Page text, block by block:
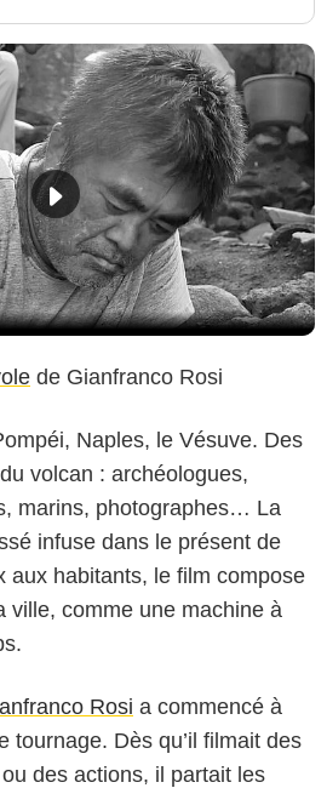
de Gianfranco Rosi
Naples, le Vésuve. Des
volcan : archéologues,
marins, photographes… La
infuse dans le présent de
aux habitants, le film compose
ville, comme une machine à
Rosi a commencé à
tournage. Dès qu’il filmait des
des actions, il partait les